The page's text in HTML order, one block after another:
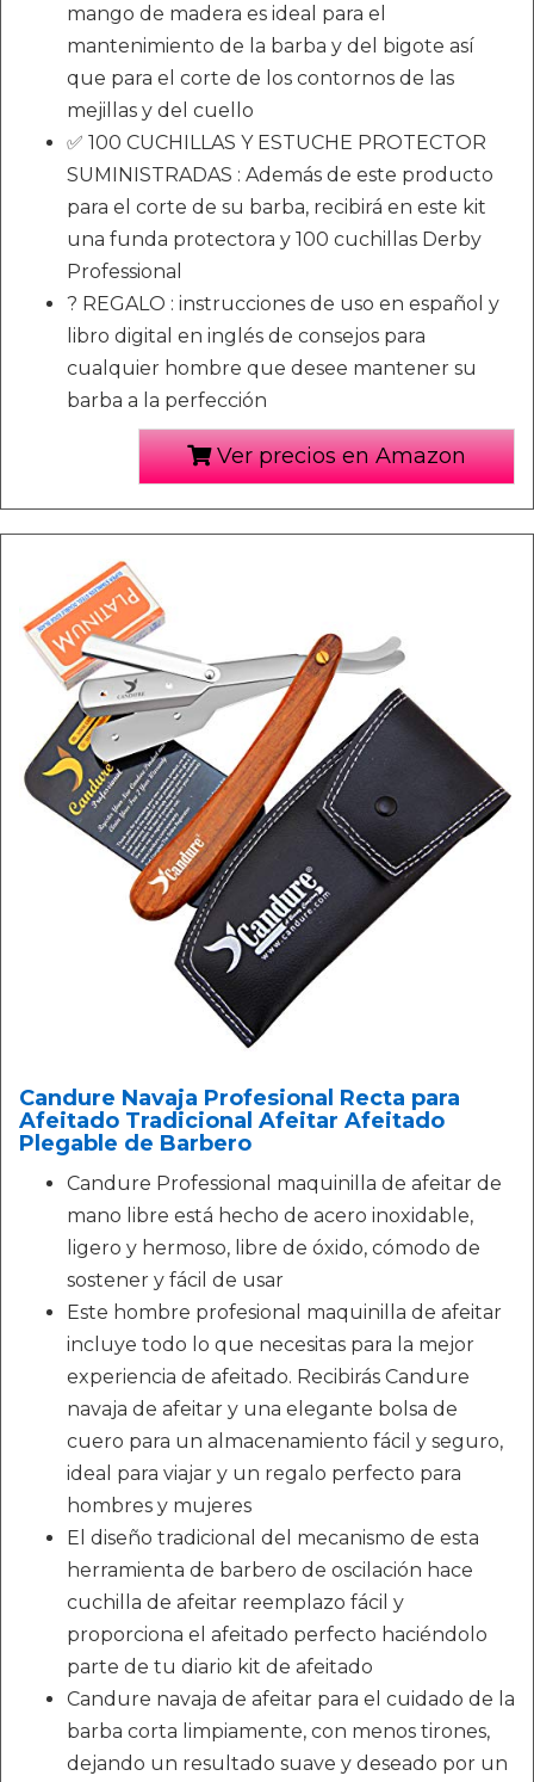
mango de madera es ideal para el
mantenimiento de la barba y del bigote así
que para el corte de los contornos de las
mejillas y del cuello
✅ 100 CUCHILLAS Y ESTUCHE PROTECTOR
SUMINISTRADAS : Además de este producto
para el corte de su barba, recibirá en este kit
una funda protectora y 100 cuchillas Derby
Professional
? REGALO : instrucciones de uso en español y
libro digital en inglés de consejos para
cualquier hombre que desee mantener su
barba a la perfección
Ver precios en Amazon
Candure Navaja Profesional Recta para
Afeitado Tradicional Afeitar Afeitado
Plegable de Barbero
Candure Professional maquinilla de afeitar de
mano libre está hecho de acero inoxidable,
ligero y hermoso, libre de óxido, cómodo de
sostener y fácil de usar
Este hombre profesional maquinilla de afeitar
incluye todo lo que necesitas para la mejor
experiencia de afeitado. Recibirás Candure
navaja de afeitar y una elegante bolsa de
cuero para un almacenamiento fácil y seguro,
ideal para viajar y un regalo perfecto para
hombres y mujeres
El diseño tradicional del mecanismo de esta
herramienta de barbero de oscilación hace
cuchilla de afeitar reemplazo fácil y
proporciona el afeitado perfecto haciéndolo
parte de tu diario kit de afeitado
Candure navaja de afeitar para el cuidado de la
barba corta limpiamente, con menos tirones,
dejando un resultado suave y deseado por un